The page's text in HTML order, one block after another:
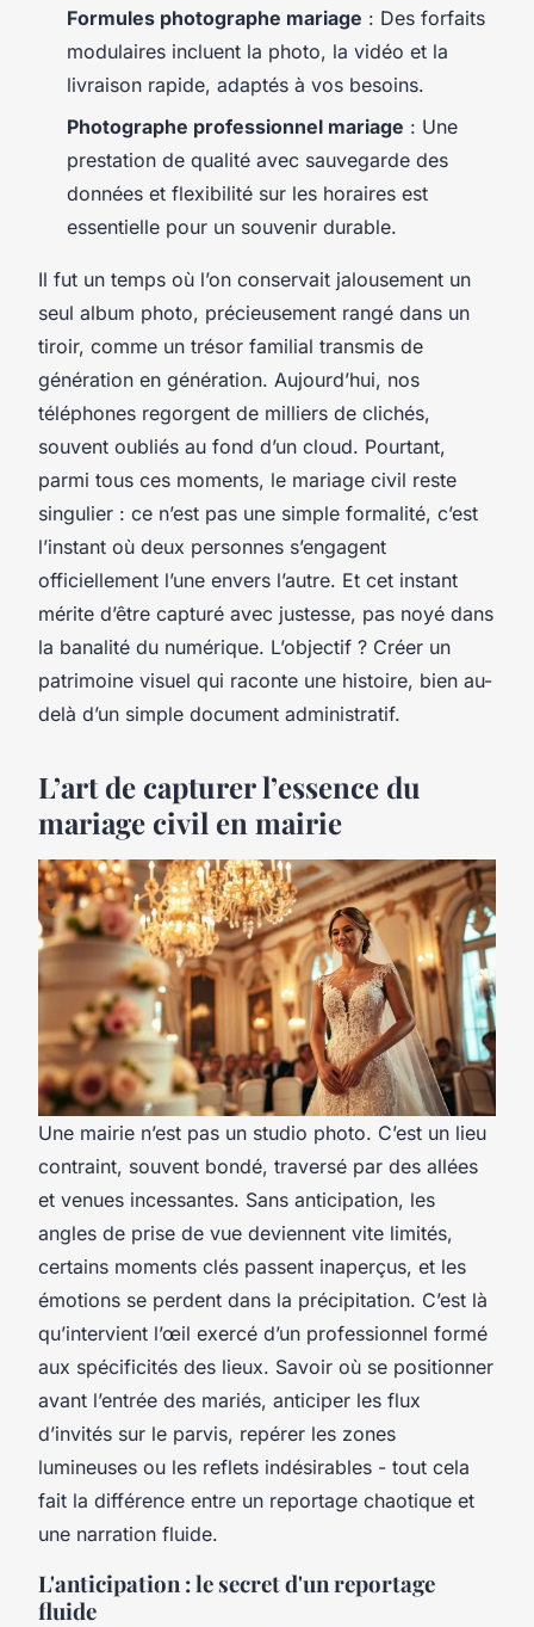
Formules photographe mariage : Des forfaits
modulaires incluent la photo, la vidéo et la
livraison rapide, adaptés à vos besoins.
Photographe professionnel mariage : Une
prestation de qualité avec sauvegarde des
données et flexibilité sur les horaires est
essentielle pour un souvenir durable.
Il fut un temps où l’on conservait jalousement un
seul album photo, précieusement rangé dans un
tiroir, comme un trésor familial transmis de
génération en génération. Aujourd’hui, nos
téléphones regorgent de milliers de clichés,
souvent oubliés au fond d’un cloud. Pourtant,
parmi tous ces moments, le mariage civil reste
singulier : ce n’est pas une simple formalité, c’est
l’instant où deux personnes s’engagent
officiellement l’une envers l’autre. Et cet instant
mérite d’être capturé avec justesse, pas noyé dans
la banalité du numérique. L’objectif ? Créer un
patrimoine visuel qui raconte une histoire, bien au-
delà d’un simple document administratif.
L’art de capturer l’essence du
mariage civil en mairie
Une mairie n’est pas un studio photo. C’est un lieu
contraint, souvent bondé, traversé par des allées
et venues incessantes. Sans anticipation, les
angles de prise de vue deviennent vite limités,
certains moments clés passent inaperçus, et les
émotions se perdent dans la précipitation. C’est là
qu’intervient l’œil exercé d’un professionnel formé
aux spécificités des lieux. Savoir où se positionner
avant l’entrée des mariés, anticiper les flux
d’invités sur le parvis, repérer les zones
lumineuses ou les reflets indésirables - tout cela
fait la différence entre un reportage chaotique et
une narration fluide.
L'anticipation : le secret d'un reportage
fluide